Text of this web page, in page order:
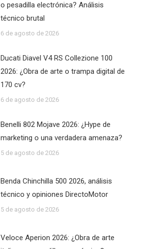
o pesadilla electrónica? Análisis
técnico brutal
6 de agosto de 2026
Ducati Diavel V4 RS Collezione 100
2026: ¿Obra de arte o trampa digital de
170 cv?
6 de agosto de 2026
Benelli 802 Mojave 2026: ¿Hype de
marketing o una verdadera amenaza?
5 de agosto de 2026
Benda Chinchilla 500 2026, análisis
técnico y opiniones DirectoMotor
5 de agosto de 2026
Veloce Aperion 2026: ¿Obra de arte